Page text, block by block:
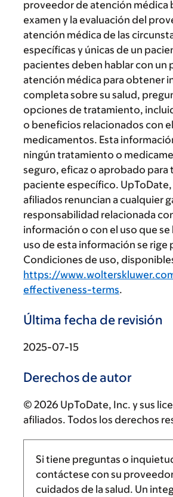
proveedor de atención médica
examen y la evaluación del
atención médica de las
específicas y únicas de un
pacientes deben hablar con un
atención médica para obtener
completa sobre su salud,
opciones de tratamiento,
o beneficios relacionados con
medicamentos. Esta
ningún tratamiento o
seguro, eficaz o aprobado para
paciente específico. UpToDate,
afiliados renuncian a cualquier
responsabilidad relacionada
información o con el uso que se
uso de esta información se rige
Condiciones de uso,
https://
effectiveness-terms.
Última fecha de revisión
2025-07-15
Derechos de autor
© 2026 UpToDate, Inc. y sus
afiliados. Todos los derechos
Si tiene preguntas o
contáctese con su
cuidados de la salud. Un